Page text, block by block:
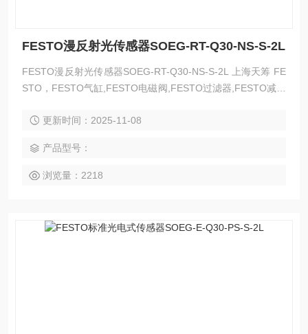
FESTO漫反射光传感器SOEG-RT-Q30-NS-S-2L
FESTO漫反射光传感器SOEG-RT-Q30-NS-S-2L 上海天筹 FE
STO，FESTO气缸,FESTO电磁阀,FESTO过滤器,FESTO减压
O防爆阀,FESTO缓冲器，FESTO流体阀，FESTO马达，FES
卡爪，FESTO浮动接头，FESTO气动元件
更新时间：2025-11-08
产品型号：
浏览量：2218